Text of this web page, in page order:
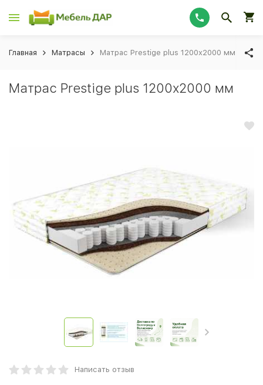
Главная Матрасы Матрас Prestige plus 1200х2000 мм
Матрас Prestige plus 1200х2000 мм
Написать отзыв